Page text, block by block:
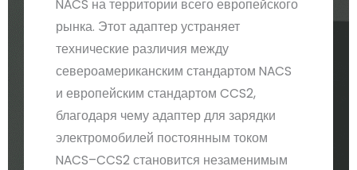
NACS на территории всего европейского
рынка. Этот адаптер устраняет
технические различия между
североамериканским стандартом NACS
и европейским стандартом CCS2,
благодаря чему адаптер для зарядки
электромобилей постоянным током
NACS–CCS2 становится незаменимым